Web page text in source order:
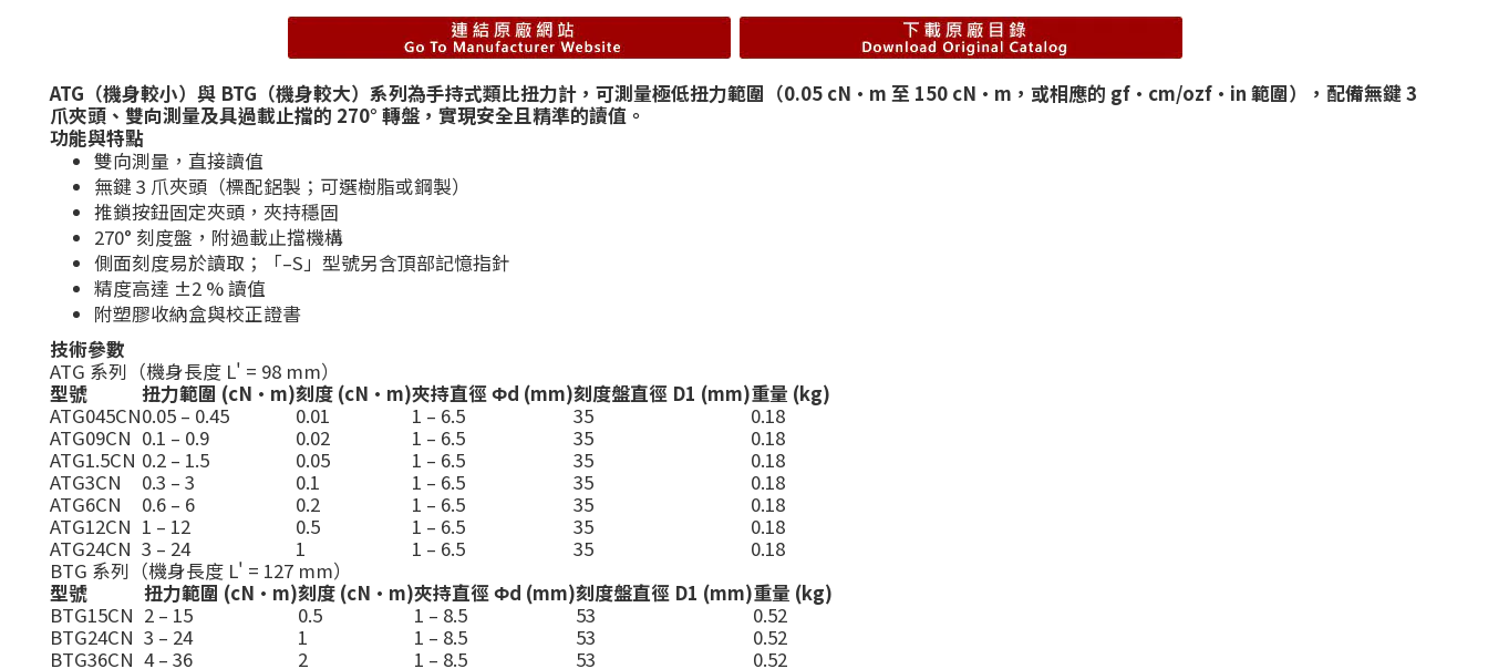
ATG（機身較小）與 BTG（機身較大）系列為手持式類比扭力計，可測量極低扭力範圍（0.05 cN·m 至 150 cN·m，或相應的 gf·cm/ozf·in 範圍），配備無鍵 3
爪夾頭、雙向測量及具過載止擋的 270° 轉盤，實現安全且精準的讀值。
功能與特點
雙向測量，直接讀值
無鍵 3 爪夾頭（標配鋁製；可選樹脂或鋼製）
推鎖按鈕固定夾頭，夾持穩固
270° 刻度盤，附過載止擋機構
側面刻度易於讀取；「–S」型號另含頂部記憶指針
精度高達 ±2 % 讀值
附塑膠收納盒與校正證書
技術參數
ATG 系列（機身長度 L' = 98 mm）
型號
扭力範圍 (cN·m)刻度 (cN·m)夾持直徑 Φd (mm)刻度盤直徑 D1 (mm)重量 (kg)
ATG045CN0.05 – 0.45 0.01 1 – 6.5 35
0.18
ATG09CN 0.1 – 0.9 0.02 1 – 6.5 35
0.18
ATG1.5CN 0.2 – 1.5 0.05 1 – 6.5 35
0.18
ATG3CN
0.3 – 3 0.1 1 – 6.5 35
0.18
ATG6CN
0.6 – 6 0.2 1 – 6.5 35
0.18
ATG12CN 1 – 12 0.5 1 – 6.5 35
0.18
ATG24CN 3 – 24 1 1 – 6.5 35
0.18
BTG 系列（機身長度 L' = 127 mm）
型號
扭力範圍 (cN·m)刻度 (cN·m)夾持直徑 Φd (mm)刻度盤直徑 D1 (mm)重量 (kg)
BTG15CN 2 – 15 0.5 1 – 8.5 53
0.52
BTG24CN 3 – 24 1 1 – 8.5 53
0.52
BTG36CN 4 – 36 2 1 – 8.5 53
0.52